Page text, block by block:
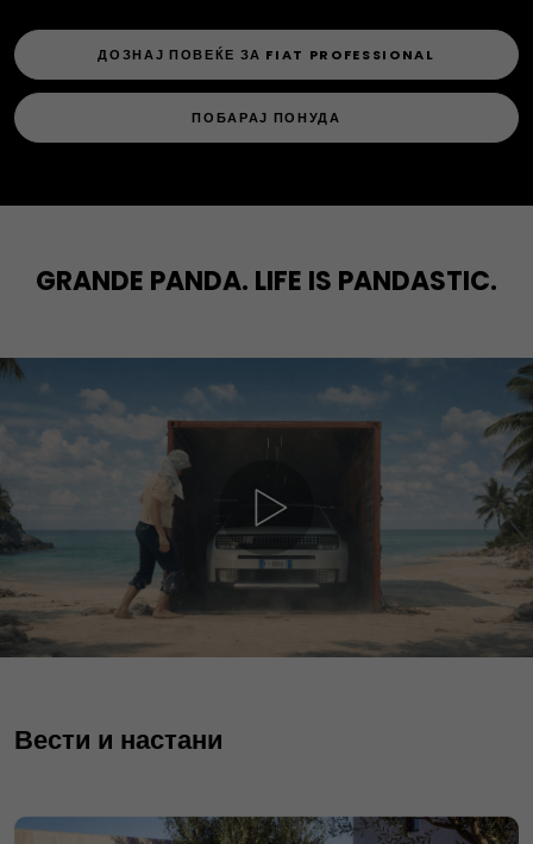
ДОЗНАЈ ПОВЕЌЕ ЗА FIAT PROFESSIONAL
ПОБАРАЈ ПОНУДА
GRANDE PANDA. LIFE IS PANDASTIC.
Вести и настани